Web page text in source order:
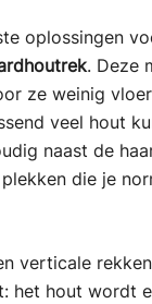
oplossingen
. Deze
ze weinig
veel hout
naast de
die je
verticale
het hout wordt